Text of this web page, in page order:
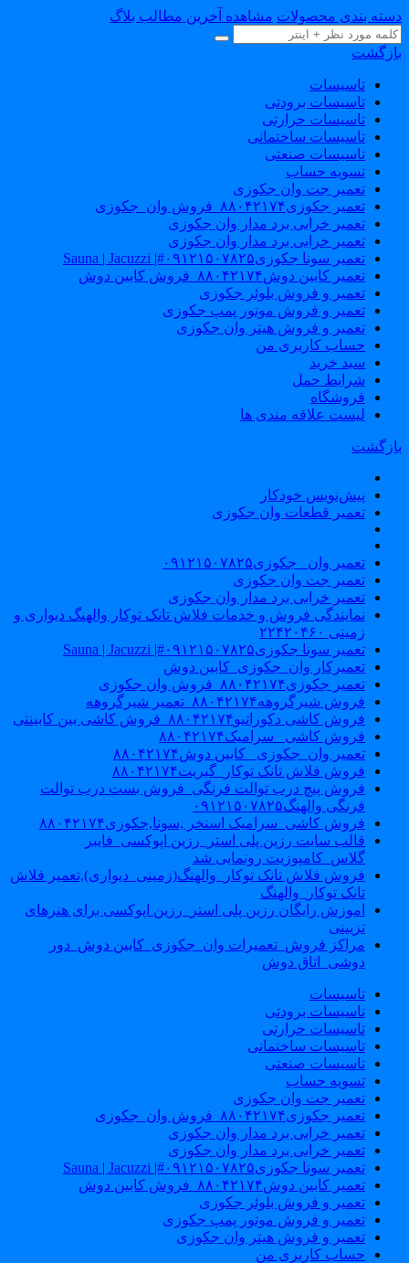
بندی محصولات مشاهده آخرین مطالب بلاگ
تاسیسات
تاسیسات برودتی
تاسیسات حرارتی
تاسیسات ساختمانی
تاسیسات صنعتی
تسویه حساب
تعمیر جت وان جکوزی
تعمیر جکوزی۸۸۰۴۲۱۷۴_فروش وان_جکوزی
تعمیر خرابی برد مدار وان جکوزی
تعمیر خرابی برد مدار وان جکوزی
تعمیر سونا جکوزی۰۹۱۲۱۵۰۷۸۲۵#| Sauna | Jacuzzi
تعمیر کابین دوش۸۸۰۴۲۱۷۴_فروش کابین دوش
تعمیر و فروش بلوئر جکوزی
تعمیر و فروش موتور پمپ جکوزی
تعمیر و فروش هیتر وان جکوزی
حساب کاربری من
سبد خرید
شرایط حمل
فروشگاه
لیست علاقه مندی ها
پیش‌نویس خودکار
تعمیر قطعات وان جکوزی
تعمیر وان _جکوزی۰۹۱۲۱۵۰۷۸۲۵
تعمیر جت وان جکوزی
تعمیر خرابی برد مدار وان جکوزی
نمایندگی فروش و خدمات فلاش تانک توکار والهنگ دیواری و
زمینی ۲۲۴۲۰۴۶۰
تعمیر سونا جکوزی۰۹۱۲۱۵۰۷۸۲۵#| Sauna | Jacuzzi
تعمیرکار وان_جکوزی_کابین دوش
تعمیر جکوزی۸۸۰۴۲۱۷۴_فروش وان جکوزی
فروش شیرگروهه۸۸۰۴۲۱۷۴_تعمیر شیرگروهه
فروش کاشی دکوراتیو۸۸۰۴۲۱۷۴_فروش کاشی بین کابینتی
فروش کاشی _سرامیک۸۸۰۴۲۱۷۴
تعمیر وان_جکوزی_ کابین دوش۸۸۰۴۲۱۷۴
فروش فلاش تانک توکار_گبریت۸۸۰۴۲۱۷۴
فروش پیچ درب توالت فرنگی_فروش بست درب توالت
فرنگی والهنگ۰۹۱۲۱۵۰۷۸۲۵
فروش کاشی_سرامیک استخر ,سونا,جکوزی۸۸۰۴۲۱۷۴
قالب سایت رزین پلی استر_رزین اپوکسی_فایبر
گلاس_کامپوزیت رونمایی شد
فروش فلاش تانک توکار_والهنگ(زمینی_دیواری),تعمیر فلاش
تانک توکار_والهنگ
اموزش رایگان رزین پلی استر_رزین اپوکسی برای هنرهای
تزیینی
مراکز فروش_تعمیرات وان_جکوزی_کابین دوش_دور
دوشی_اتاق دوش
تاسیسات
تاسیسات برودتی
تاسیسات حرارتی
تاسیسات ساختمانی
تاسیسات صنعتی
تسویه حساب
تعمیر جت وان جکوزی
تعمیر جکوزی۸۸۰۴۲۱۷۴_فروش وان_جکوزی
تعمیر خرابی برد مدار وان جکوزی
تعمیر خرابی برد مدار وان جکوزی
تعمیر سونا جکوزی۰۹۱۲۱۵۰۷۸۲۵#| Sauna | Jacuzzi
تعمیر کابین دوش۸۸۰۴۲۱۷۴_فروش کابین دوش
تعمیر و فروش بلوئر جکوزی
تعمیر و فروش موتور پمپ جکوزی
تعمیر و فروش هیتر وان جکوزی
حساب کاربری من